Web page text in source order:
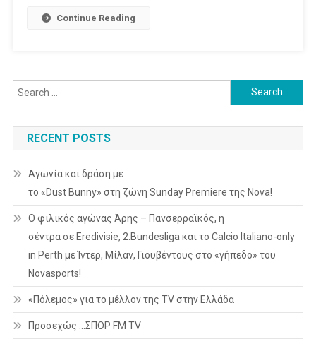
COSMOTE
Continue Reading
Search
for:
RECENT POSTS
Αγωνία και δράση με
το «Dust Bunny» στη ζώνη Sunday Premiere της Nova!
Ο φιλικός αγώνας Άρης – Πανσερραϊκός, η
σέντρα σε Eredivisie, 2.Bundesliga και το Calcio Italiano-only
in Perth με Ίντερ, Μίλαν, Γιουβέντους στο «γήπεδο» του
Novasports!
«Πόλεμος» για το μέλλον της TV στην Ελλάδα
Προσεχώς …ΣΠΟΡ FM TV